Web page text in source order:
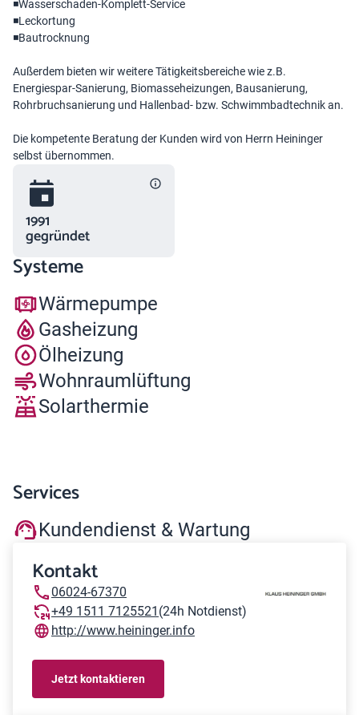
◾Wasserschaden-Komplett-Service
◾Leckortung
◾Bautrocknung
Außerdem bieten wir weitere Tätigkeitsbereiche wie z.B.
Energiespar-Sanierung, Biomasseheizungen, Bausanierung,
Rohrbruchsanierung und Hallenbad- bzw. Schwimmbadtechnik an.
Die kompetente Beratung der Kunden wird von Herrn Heininger
selbst übernommen.
1991
gegründet
Systeme
Wärmepumpe
Gasheizung
Ölheizung
Wohnraumlüftung
Solarthermie
Services
Kundendienst & Wartung
Kontakt
06024-67370
+49 1511 7125521 (24h Notdienst)
http://www.heininger.info
Jetzt kontaktieren